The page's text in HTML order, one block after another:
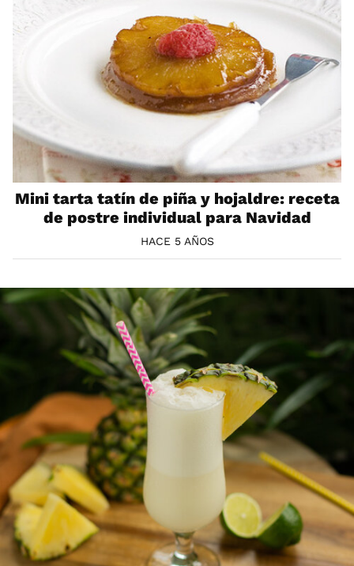
Mini tarta tatín de piña y hojaldre: receta
de postre individual para Navidad
HACE 5 AÑOS